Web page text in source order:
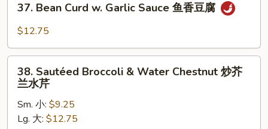
Bean
Curd
Garlic
Sauce
37. Bean Curd w. Garlic Sauce 鱼香豆腐
$12.75
Sautéed
Broccoli
Water
38. Sautéed Broccoli & Water Chestnut 炒芥
兰水芹
Sm. 小: $9.25
Lg. 大: $12.75